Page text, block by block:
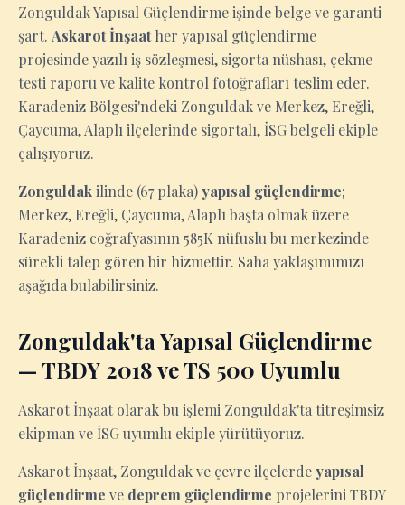
Zonguldak Yapısal Güçlendirme işinde belge ve garanti
şart. Askarot İnşaather yapısal güçlendirme
projesinde yazılı iş sözleşmesi, sigorta nüshası, çekme
testi raporu ve kalite kontrol fotoğrafları teslim eder.
Karadeniz Bölgesi'ndeki Zonguldak ve Merkez, Ereğli,
Çaycuma, Alaplı ilçelerinde sigortalı, İSG belgeli ekiple
çalışıyoruz.
Zonguldakilinde (67 plaka)yapısal güçlendirme;
Merkez, Ereğli, Çaycuma, Alaplı başta olmak üzere
Karadeniz coğrafyasının 585K nüfuslu bu merkezinde
sürekli talep gören bir hizmettir. Saha yaklaşımımızı
aşağıda bulabilirsiniz.
Zonguldak'ta Yapısal Güçlendirme
— TBDY 2018 ve TS 500 Uyumlu
Askarot İnşaat olarak bu işlemi Zonguldak'ta titreşimsiz
ekipman ve İSG uyumlu ekiple yürütüyoruz.
Askarot İnşaat, Zonguldak ve çevre ilçelerdeyapısal
güçlendirme ve deprem güçlendirme projelerini TBDY